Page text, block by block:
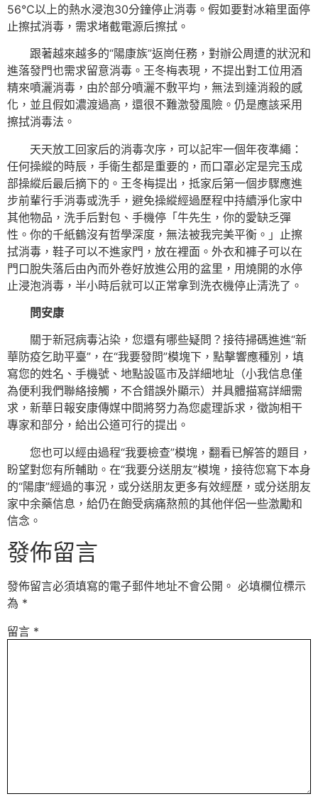
56℃以上的熱水浸泡30分鐘停止消毒。假如要對冰箱里面停
止擦拭消毒，需求堵截電源后擦拭。
跟著越來越多的“陽康族”返崗任務，對辦公周遭的狀況和
進落發門也需求留意消毒。王冬梅表現，不提出對工位用酒
精來噴灑消毒，由於部分噴灑不敷平均，無法到達消殺的感
化，並且假如濃渡過高，還很不難激發風險。仍是應該采用
擦拭消毒法。
天天放工回家后的消毒次序，可以記牢一個年夜準繩：
任何操縱的時辰，手衛生都是重要的，而口罩必定是完玉成
部操縱后最后摘下的。王冬梅提出，抵家后第一個步驟應進
步前輩行手消毒或洗手，避免操縱經過歷程中持續淨化家中
其他物品，洗手后對包、手機停「牛先生，你的愛缺乏彈
性。你的千紙鶴沒有哲學深度，無法被我完美平衡。」止擦
拭消毒，鞋子可以不進家門，放在裡面。外衣和褲子可以在
門口脫失落后由內而外卷好放進公用的盆里，用燒開的水停
止浸泡消毒，半小時后就可以正常拿到洗衣機停止清洗了。
問安康
關于新冠病毒沾染，您還有哪些疑問？接待掃碼進進“新
華防疫乞助平臺”，在“我要發問”模塊下，點擊響應種別，填
寫您的姓名、手機號、地點設區市及詳細地址（小我信息僅
為便利我們聯絡接觸，不合錯誤外顯示）并具體描寫詳細需
求，新華日報安康傳媒中間將努力為您處理訴求，徵詢相干
專家和部分，給出公道可行的提出。
您也可以經由過程“我要檢查”模塊，翻看已解答的題目，
盼望對您有所輔助。在“我要分送朋友”模塊，接待您寫下本身
的“陽康”經過的事況，或分送朋友更多有效經歷，或分送朋友
家中余藥信息，給仍在飽受病痛熬煎的其他伴侶一些激勵和
信念。
發佈留言
發佈留言必須填寫的電子郵件地址不會公開。 必填欄位標示
為 *
留言 *